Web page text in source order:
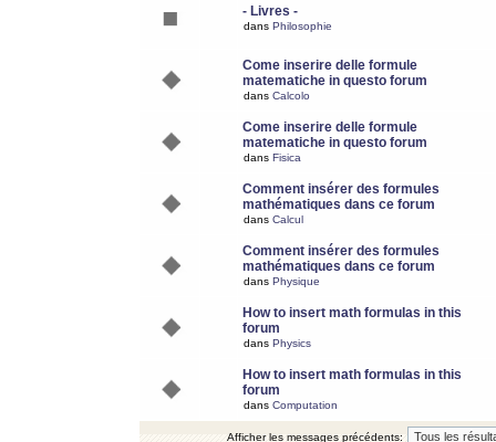
- Livres -
dans Philosophie
Come inserire delle formule
matematiche in questo forum
dans Calcolo
Come inserire delle formule
matematiche in questo forum
dans Fisica
Comment insérer des formules
mathématiques dans ce forum
dans Calcul
Comment insérer des formules
mathématiques dans ce forum
dans Physique
How to insert math formulas in this
forum
dans Physics
How to insert math formulas in this
forum
dans Computation
Afficher les messages précédents: